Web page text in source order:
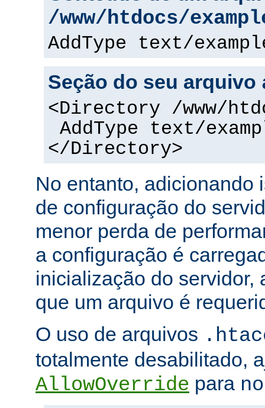
/www/htdocs/
AddType text/
Seção do seu arquivo
<Directory /www/
AddType text/
</Directory>
No entanto, adicionando
de configuração do
menor perda de
a configuração é
inicialização do servidor,
que um arquivo é
O uso de arquivos
totalmente desabilitado,
AllowOverride para